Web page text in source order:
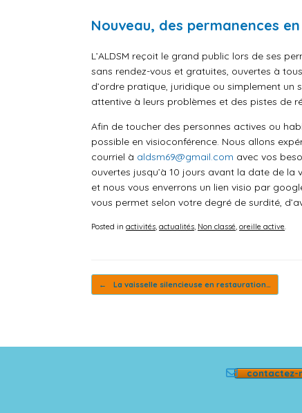
Nouveau, des permanences
L’ALDSM reçoit le grand public lors de ses
sans rendez-vous et gratuites, ouvertes à
d’ordre pratique, juridique ou simplement
attentive à leurs problèmes et des pistes de
Afin de toucher des personnes actives ou
possible en visioconférence. Nous allons
courriel à aldsm69@gmail.com avec vos
ouvertes jusqu’à 10 jours avant la date de la
et nous vous enverrons un lien visio par
vous permet selon votre degré de surdité,
Posted in activités, actualités, Non classé, oreille active.
Post navigation
← La vaisselle silencieuse en restauration…
contactez-